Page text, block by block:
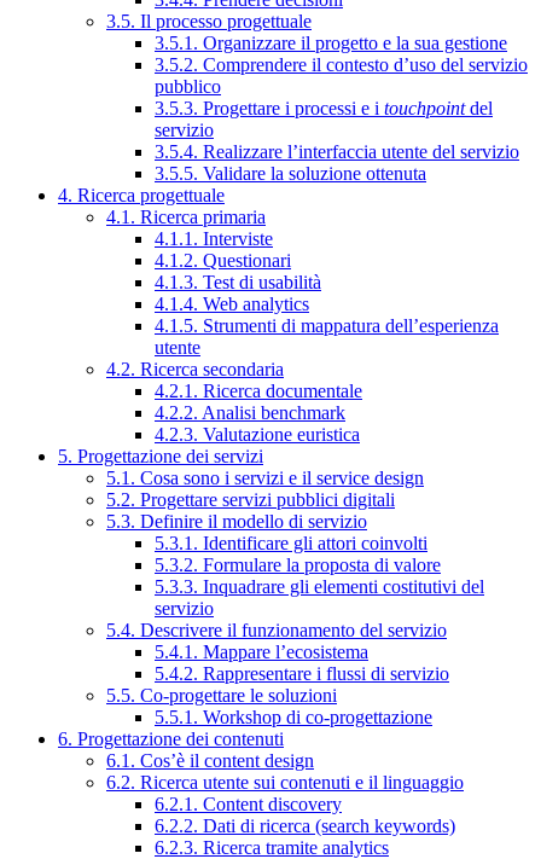
3.5. Il processo progettuale
3.5.1. Organizzare il progetto e la sua gestione
3.5.2. Comprendere il contesto d’uso del servizio
pubblico
3.5.3. Progettare i processi e i touchpointdel
servizio
3.5.4. Realizzare l’interfaccia utente del servizio
3.5.5. Validare la soluzione ottenuta
4. Ricerca progettuale
4.1. Ricerca primaria
4.1.1. Interviste
4.1.2. Questionari
4.1.3. Test di usabilità
4.1.4. Web analytics
4.1.5. Strumenti di mappatura dell’esperienza
utente
4.2. Ricerca secondaria
4.2.1. Ricerca documentale
4.2.2. Analisi benchmark
4.2.3. Valutazione euristica
5. Progettazione dei servizi
5.1. Cosa sono i servizi e il service design
5.2. Progettare servizi pubblici digitali
5.3. Definire il modello di servizio
5.3.1. Identificare gli attori coinvolti
5.3.2. Formulare la proposta di valore
5.3.3. Inquadrare gli elementi costitutivi del
servizio
5.4. Descrivere il funzionamento del servizio
5.4.1. Mappare l’ecosistema
5.4.2. Rappresentare i flussi di servizio
5.5. Co-progettare le soluzioni
5.5.1. Workshop di co-progettazione
6. Progettazione dei contenuti
6.1. Cos’è il content design
6.2. Ricerca utente sui contenuti e il linguaggio
6.2.1. Content discovery
6.2.2. Dati di ricerca (search keywords)
6.2.3. Ricerca tramite analytics